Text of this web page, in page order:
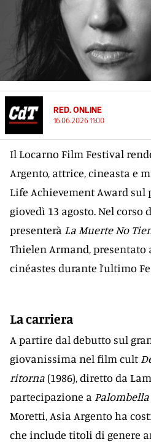
RED. ONLINE
16.06.2026 11:00
Il Locarno Film Festival
Argento, attrice, cineasta e
Life Achievement Award sul
giovedì 13 agosto. Nel corso
presenterà La Muerte No
Thielen Armand, presentato
cinéastes durante l’ultimo
La carriera
A partire dal debutto sul
giovanissima nel film cult
ritorna (1986), diretto da
partecipazione a
Moretti, Asia Argento ha
che include titoli di genere